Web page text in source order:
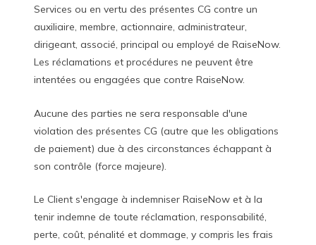
Services ou en vertu des présentes CG contre un
auxiliaire, membre, actionnaire, administrateur,
dirigeant, associé, principal ou employé de RaiseNow.
Les réclamations et procédures ne peuvent être
intentées ou engagées que contre RaiseNow.
Aucune des parties ne sera responsable d'une
violation des présentes CG (autre que les obligations
de paiement) due à des circonstances échappant à
son contrôle (force majeure).
Le Client s'engage à indemniser RaiseNow et à la
tenir indemne de toute réclamation, responsabilité,
perte, coût, pénalité et dommage, y compris les frais